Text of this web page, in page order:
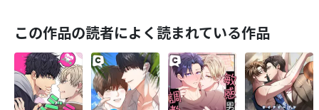
この作品の読者によく読まれている作品